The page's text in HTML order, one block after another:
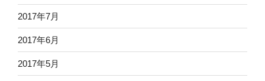
2017年7月
2017年6月
2017年5月